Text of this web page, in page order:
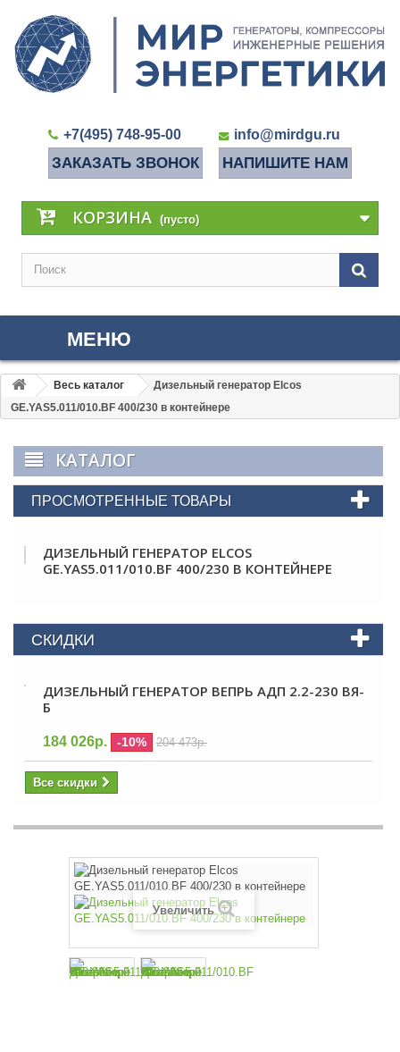
+7(495) 748-95-00 info@mirdgu.ru
ЗАКАЗАТЬ ЗВОНОК НАПИШИТЕ НАМ
КОРЗИНА (пусто)
МЕНЮ
Весь каталог
Дизельный генератор Elcos
GE.YAS5.011/010.BF 400/230 в контейнере
КАТАЛОГ
ПРОСМОТРЕННЫЕ ТОВАРЫ
ДИЗЕЛЬНЫЙ ГЕНЕРАТОР ELCOS
GE.YAS5.011/010.BF 400/230 В КОНТЕЙНЕРЕ
СКИДКИ
ДИЗЕЛЬНЫЙ ГЕНЕРАТОР ВЕПРЬ АДП 2.2-230 ВЯ-
Б
184 026р. -10% 204 473р.
Все скидки
Увеличить